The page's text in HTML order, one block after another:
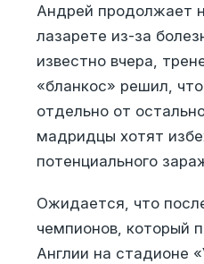
Андрей продолжает
лазарете из-за
известно вчера,
«бланкос» решил,
отдельно от
мадридцы хотят
потенциального
Ожидается, что
чемпионов, который
Англии на стадионе